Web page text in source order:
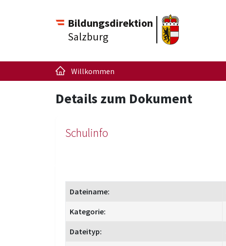
Bildungsdirektion
Salzburg
Willkommen
Details zum Dokument
Schulinfo
Dateiname:
Kategorie:
Dateityp: